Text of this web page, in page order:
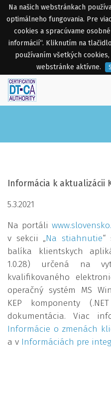
Na našich webstránkach
optimálneho fungovania. Pre
cookies a spracúvame
informácií“. Kliknutím na
používaním všetkých
webstránke aktívne.
Informácia k aktualizácii
5.3.2021
Na portáli
v sekcii „Na stiahnutie“
balíka klientskych
1.0.28) určená na
kvalifikovaného
operačný systém MS
KEP komponenty
dokumentácia. Viac
Informácie o zmenách
a v Informáciách pre